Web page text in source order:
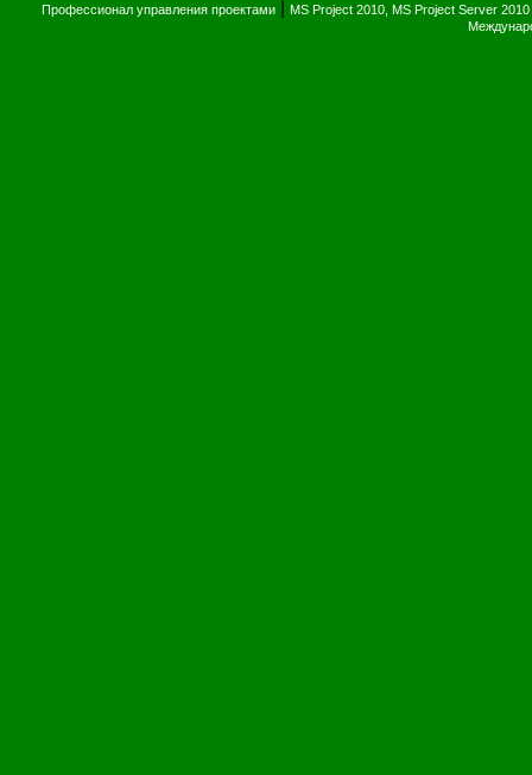
Профессионал управления проектами MS Project 2010, MS Project Server 2010